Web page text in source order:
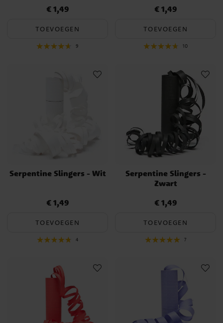
Prijs :€ 1,49
€ 1,49
TOEVOEGEN
9
Prijs :€ 1,49
€ 1,49
TOEVOEGEN
10
Serpentine Slingers - Wit
Prijs :€ 1,49
€ 1,49
TOEVOEGEN
4
Serpentine Slingers -
Zwart
Prijs :€ 1,49
€ 1,49
TOEVOEGEN
7